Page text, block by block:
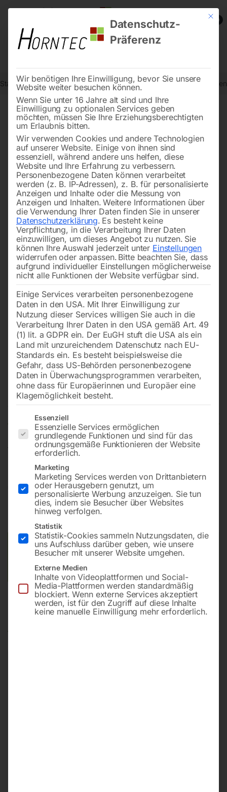
0
Start Metallbearbeitung BOMAR-Metallbandsägemaschinen
Senkkopfschraube M8x12
Nicht vorrätig
für BOMAR Bandsägen
1,50
inkl. MwSt. zzgl.Versandkosten
Versandkosten Standard (Österreich):€10,00
Bitte beachten Sie: Die Versandkosten gelten für Österreich.
Andere Länder können abweichen.
Produktsicherheit
Mit
Datenschutz-
Präferenz
Wir benötigen Ihre Einwilligung, bevor Sie unsere
Website weiter besuchen können.
Wenn Sie unter 16 Jahre alt sind und Ihre
Einwilligung zu optionalen Services geben
möchten, müssen Sie Ihre Erziehungsberechtigten
um Erlaubnis bitten.
Wir verwenden Cookies und andere Technologien
auf unserer Website. Einige von ihnen sind
essenziell, während andere uns helfen, diese
Website und Ihre Erfahrung zu verbessern.
Personenbezogene Daten können verarbeitet
werden (z. B. IP-Adressen), z. B. für personalisierte
Anzeigen und Inhalte oder die Messung von
Anzeigen und Inhalten. Weitere Informationen über
die Verwendung Ihrer Daten finden Sie in unserer
Datenschutzerklärung. Es besteht keine
Verpflichtung, in die Verarbeitung Ihrer Daten
einzuwilligen, um dieses Angebot zu nutzen. Sie
können Ihre Auswahl jederzeit unter Einstellungen
widerrufen oder anpassen. Bitte beachten Sie, dass
aufgrund individueller Einstellungen möglicherweise
nicht alle Funktionen der Website verfügbar sind.
Einige Services verarbeiten personenbezogene
Daten in den USA. Mit Ihrer Einwilligung zur
Nutzung dieser Services willigen Sie auch in die
Verarbeitung Ihrer Daten in den USA gemäß Art. 49
(1) lit. a GDPR ein. Der EuGH stuft die USA als ein
Land mit unzureichendem Datenschutz nach EU-
Standards ein. Es besteht beispielsweise die
Gefahr, dass US-Behörden personenbezogene
Daten in Überwachungsprogrammen verarbeiten,
ohne dass für Europäerinnen und Europäer eine
Klagemöglichkeit besteht.
Es folgt eine Liste der Service-Gruppen, für die eine
Essenziell
Essenzielle Services ermöglichen
grundlegende Funktionen und sind für das
ordnungsgemäße Funktionieren der Website
erforderlich.
Marketing
Marketing Services werden von Drittanbietern
oder Herausgebern genutzt, um
personalisierte Werbung anzuzeigen. Sie tun
dies, indem sie Besucher über Websites
hinweg verfolgen.
Statistik
Statistik-Cookies sammeln Nutzungsdaten, die
uns Aufschluss darüber geben, wie unsere
Besucher mit unserer Website umgehen.
Externe Medien
Inhalte von Videoplattformen und Social-
Media-Plattformen werden standardmäßig
blockiert. Wenn externe Services akzeptiert
werden, ist für den Zugriff auf diese Inhalte
keine manuelle Einwilligung mehr erforderlich.